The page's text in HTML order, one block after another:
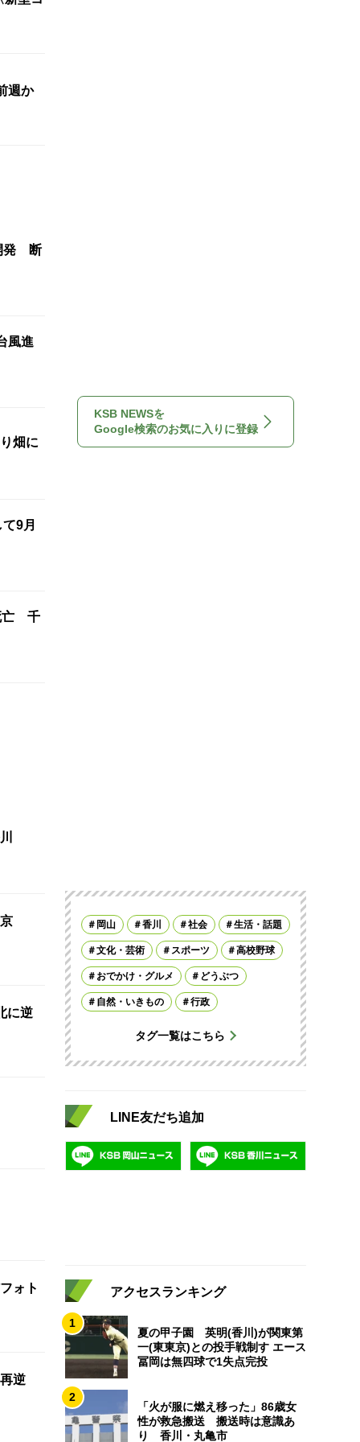
週か
発 断
風進
畑に
9月
亡 千
に逆
ォト
逆
KSB NEWSを
Google検索のお気に入りに登録
岡山 香川 社会 生活・話題
文化・芸術 スポーツ 高校野球
おでかけ・グルメ どうぶつ
自然・いきもの 行政
タグ一覧はこちら
LINE友だち追加
アクセスランキング
1
夏の甲子園 英明(香川)が関東第
一(東東京)との投手戦制す エース
冨岡は無四球で1失点完投
2
「火が服に燃え移った」86歳女
性が救急搬送 搬送時は意識あ
り 香川・丸亀市